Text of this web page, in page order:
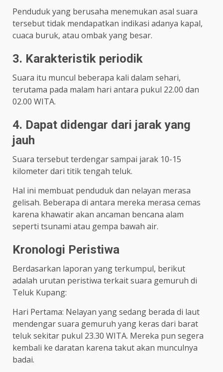
Penduduk yang berusaha menemukan asal suara
tersebut tidak mendapatkan indikasi adanya kapal,
cuaca buruk, atau ombak yang besar.
3. Karakteristik periodik
Suara itu muncul beberapa kali dalam sehari,
terutama pada malam hari antara pukul 22.00 dan
02.00 WITA.
4. Dapat didengar dari jarak yang
jauh
Suara tersebut terdengar sampai jarak 10-15
kilometer dari titik tengah teluk.
Hal ini membuat penduduk dan nelayan merasa
gelisah. Beberapa di antara mereka merasa cemas
karena khawatir akan ancaman bencana alam
seperti tsunami atau gempa bawah air.
Kronologi Peristiwa
Berdasarkan laporan yang terkumpul, berikut
adalah urutan peristiwa terkait suara gemuruh di
Teluk Kupang:
Hari Pertama: Nelayan yang sedang berada di laut
mendengar suara gemuruh yang keras dari barat
teluk sekitar pukul 23.30 WITA. Mereka pun segera
kembali ke daratan karena takut akan munculnya
badai.